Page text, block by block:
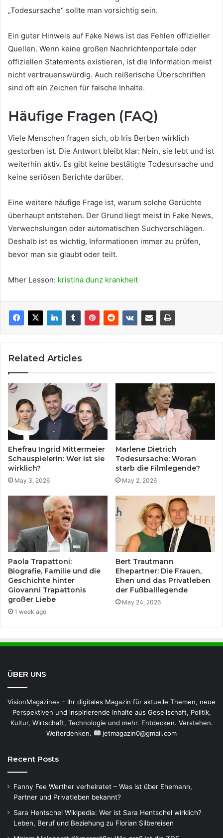
„Todesursache“ sollte man vorsichtig sein.
Ein guter Hinweis auf Fake News ist das Fehlen offizieller
Quellen. Wenn keine großen Nachrichtenportale oder
offiziellen Statements existieren, ist die Information meist
nicht vertrauenswürdig. Auch reißerische Überschriften
sind oft ein Zeichen für falsche Inhalte.
Häufige Fragen (FAQ)
Viele Menschen fragen sich, ob Iris Berben wirklich
gestorben ist. Die Antwort bleibt klar: Nein, sie lebt und ist
weiterhin aktiv. Es gibt keine bestätigte Todesursache und
keine seriösen Berichte darüber.
Eine weitere häufige Frage ist, warum solche Gerüchte
überhaupt entstehen. Der Grund liegt meist in Fake News,
Verwechslungen oder automatischen Suchvorschlägen.
Deshalb ist es wichtig, Informationen immer zu prüfen,
bevor man sie glaubt oder teilt.
Mher Lesson: kristina dunz krankheit
Related Articles
Ehefrau Ingrid Mittermeier
Schauspielerin: Wer ist sie
wirklich?
May 3, 2026
Marlene Dietrich
Todesursache: Woran
starb die Filmlegende?
May 2, 2026
Paola Trapattoni:
Biografie, Familie und die
Geschichte hinter
Giovanni Trapattonis
großer Liebe
1 week ago
Bert Trautmann
Ehepartner: Die Frauen,
Ehen und das Privatleben
der Fußballlegende
May 24, 2026
ÜBER UNS
VisionMagazines – Ihr digitales Magazin für aktuelle Themen, neue
Perspektiven und inspirierende Inhalte aus Gesellschaft, Politik,
Kultur, Wirtschaft, Technologie und mehr. Entdecken. Verstehen.
Weiterdenken.
jetmagazin0@gmail.com
Recent Posts
Fanny Fee Werther verheiratet – Was ist über Ehemann,
Partner und Privatleben bekannt?
Sara Hentschel Wikipedia: Wer ist Sara Hentschel wirklich?
Leben, Beruf und Beziehung zu Florian Silbereisen